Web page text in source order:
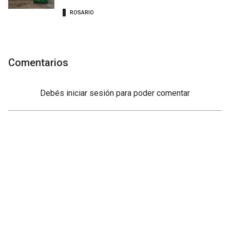
ROSARIO
Comentarios
Debés iniciar sesión para poder comentar